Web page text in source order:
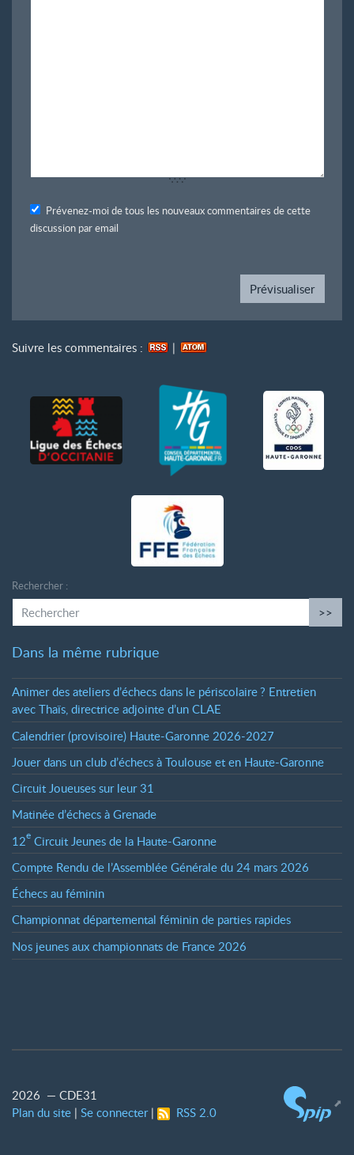
Prévenez-moi de tous les nouveaux commentaires de cette
discussion par email
Suivre les commentaires : |
Rechercher :
>>
Dans la même rubrique
Animer des ateliers d’échecs dans le périscolaire ? Entretien
avec Thaïs, directrice adjointe d’un CLAE
Calendrier (provisoire) Haute-Garonne 2026-2027
Jouer dans un club d’échecs à Toulouse et en Haute-Garonne
Circuit Joueuses sur leur 31
Matinée d’échecs à Grenade
12e Circuit Jeunes de la Haute-Garonne
Compte Rendu de l’Assemblée Générale du 24 mars 2026
Échecs au féminin
Championnat départemental féminin de parties rapides
Nos jeunes aux championnats de France 2026
2026 — CDE31
Plan du site | Se connecter| RSS 2.0